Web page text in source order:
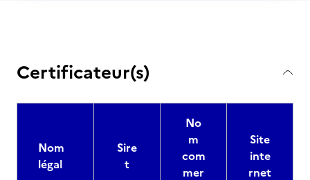
Certificateur(s)
Nom
légal
Sire
t
No
m
com
mer
Site
inte
rnet